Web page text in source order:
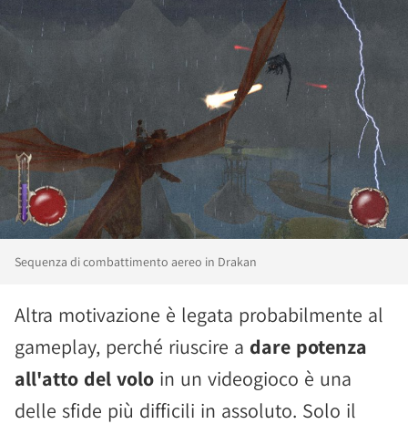
Sequenza di combattimento aereo in Drakan
Altra motivazione è legata probabilmente al
gameplay, perché riuscire a dare potenza
all'atto del volo in un videogioco è una
delle sfide più difficili in assoluto. Solo il